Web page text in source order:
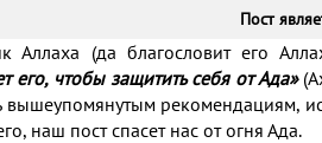
Пост
Аллаха (да благословит его
его, чтобы защитить себя от Ада»
вышеупомянутым рекомендациям,
наш пост спасет нас от огня Ада.